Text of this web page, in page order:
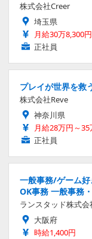
株式会社Creer
埼玉県
月給30万8,300
正社員
プレイが世界を救
株式会社Reve
神奈川県
月給28万円～35
正社員
一般事務/ゲーム
OK事務 一般事務
ランスタッド株式会
大阪府
時給1,400円